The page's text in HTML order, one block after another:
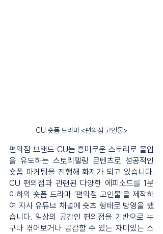
CU 숏폼 드라마 <편의점 고인물>
편의점 브랜드 CU는 흥미로운 스토리로 몰입
을 유도하는 스토리텔링 콘텐츠로 성공적인
숏폼 마케팅을 진행해 화제가 되고 있습니다.
CU 편의점과 관련된 다양한 에피소드를 1분
이하의 숏폼 드라마 '편의점 고인물'을 제작하
여 자사 유튜브 채널에 숏츠 형태로 방영을 했
습니다. 일상의 공간인 편의점을 기반으로 누
구나 겪어보거나 공감할 수 있는 재미있는 스